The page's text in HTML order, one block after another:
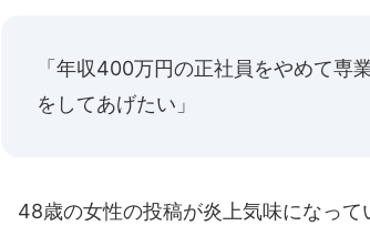
「年収400万円の正社員をやめて専
をしてあげたい」
48歳の女性の投稿が炎上気味になって